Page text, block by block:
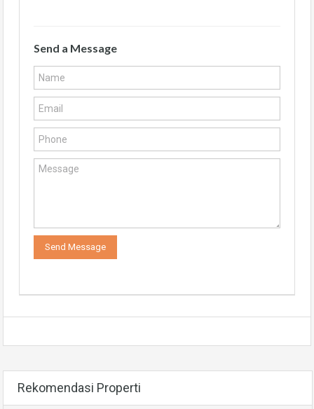
Send a Message
Rekomendasi Properti